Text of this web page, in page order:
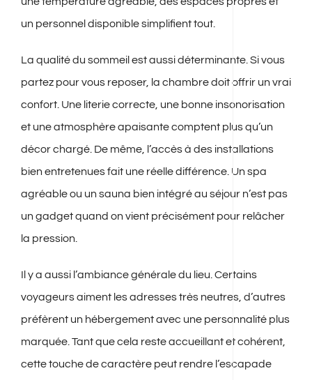
un personnel disponible simplifient tout.
La qualité du sommeil est aussi déterminante. Si vous
partez pour vous reposer, la chambre doit offrir un vrai
confort. Une literie correcte, une bonne insonorisation
et une atmosphère apaisante comptent plus qu’un
décor chargé. De même, l’accès à des installations
bien entretenues fait une réelle différence. Un spa
agréable ou un sauna bien intégré au séjour n’est pas
un gadget quand on vient précisément pour relâcher
la pression.
Il y a aussi l’ambiance générale du lieu. Certains
voyageurs aiment les adresses très neutres, d’autres
préfèrent un hébergement avec une personnalité plus
marquée. Tant que cela reste accueillant et cohérent,
cette touche de caractère peut rendre l’escapade